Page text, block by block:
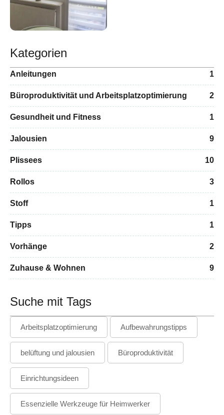
Kategorien
Anleitungen 1
Büroproduktivität und Arbeitsplatzoptimierung 2
Gesundheit und Fitness 1
Jalousien 9
Plissees 10
Rollos 3
Stoff 1
Tipps 1
Vorhänge 2
Zuhause & Wohnen 9
Suche mit Tags
Arbeitsplatzoptimierung Aufbewahrungstipps
belüftung und jalousien Büroproduktivität
Einrichtungsideen
Essenzielle Werkzeuge für Heimwerker